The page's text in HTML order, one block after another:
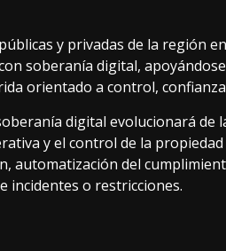
y privadas de la región
soberanía digital,
orientado a control,
digital evolucionará de
y el control de la
automatización del
incidentes o restricciones.